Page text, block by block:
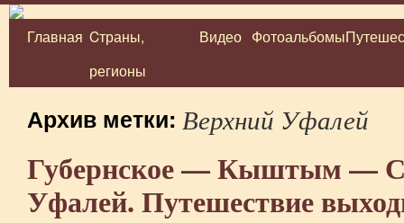
Перейти
Главная Cтраны,
регионы
Видео Фотоальбомы
Архив метки: Верхний Уфалей
Губернское — Кыштым —
Уфалей. Путешествие